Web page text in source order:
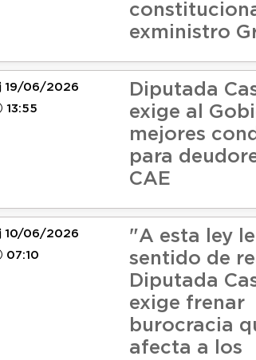
exministro
19/06/2026
13:55
Diputada
exige al
mejores
para
CAE
10/06/2026
07:10
"A esta ley
sentido de
Diputada
exige frenar
burocracia
afecta a los